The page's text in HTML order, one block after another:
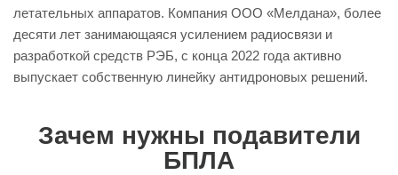
летательных аппаратов. Компания ООО «Мелдана», более
десяти лет занимающаяся усилением радиосвязи и
разработкой средств РЭБ, с конца 2022 года активно
выпускает собственную линейку антидроновых решений.
Зачем нужны подавители
БПЛА